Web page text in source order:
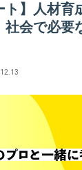
ト】人材育
会で必要